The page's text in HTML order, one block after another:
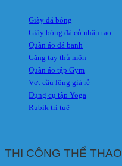
Giày đá bóng
Giày bóng đá cỏ nhân tạo
Quần áo đá banh
Găng tay thủ môn
Quần áo tập Gym
Vợt cầu lông giá rẻ
Dụng cụ tập Yoga
Rubik trí tuệ
THI CÔNG THỂ THAO